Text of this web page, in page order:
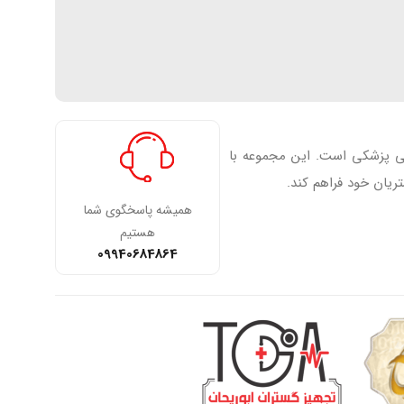
پزشکی است. این مجموعه با
خود فراهم کند.
همیشه پاسخگوی شما
هستیم
09940684864